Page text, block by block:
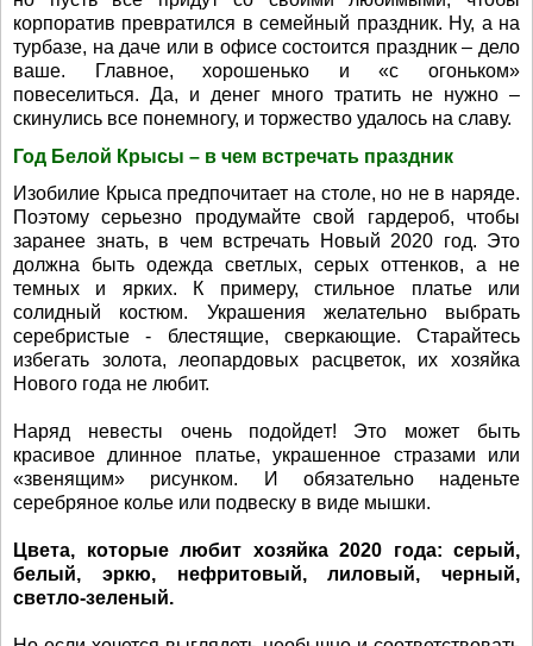
корпоратив превратился в семейный праздник. Ну, а на
турбазе, на даче или в офисе состоится праздник – дело
ваше. Главное, хорошенько и «с огоньком»
повеселиться. Да, и денег много тратить не нужно –
скинулись все понемногу, и торжество удалось на славу.
Год Белой Крысы – в чем встречать праздник
Изобилие Крыса предпочитает на столе, но не в наряде.
Поэтому серьезно продумайте свой гардероб, чтобы
заранее знать, в чем встречать Новый 2020 год. Это
должна быть одежда светлых, серых оттенков, а не
темных и ярких. К примеру, стильное платье или
солидный костюм. Украшения желательно выбрать
серебристые - блестящие, сверкающие. Старайтесь
избегать золота, леопардовых расцветок, их хозяйка
Нового года не любит.
Наряд невесты очень подойдет! Это может быть
красивое длинное платье, украшенное стразами или
«звенящим» рисунком. И обязательно наденьте
серебряное колье или подвеску в виде мышки.
Цвета, которые любит хозяйка 2020 года: серый,
белый, эркю, нефритовый, лиловый, черный,
светло-зеленый.